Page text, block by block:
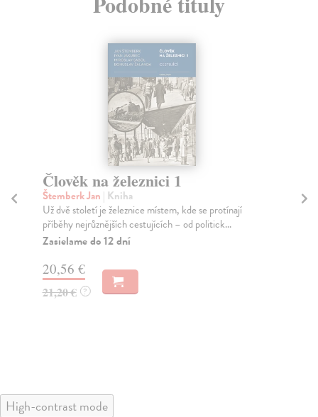
Člověk na železnici 1
Štemberk Jan | Kniha
Už dvě století je železnice místem, kde se protínají
příběhy nejrůznějších cestujících – od politick...
Zasielame do 12 dní
20,56 €
21,20 € ?
High-contrast mode